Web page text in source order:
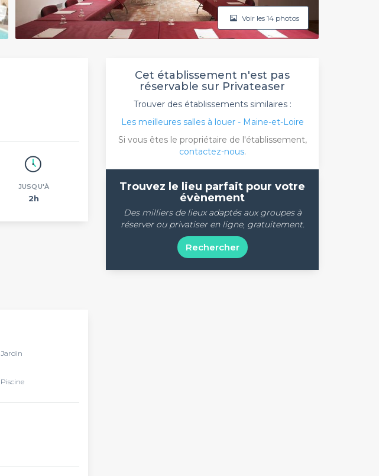
Voir les 14 photos
JUSQU'À
2h
Jardin
Piscine
Cet établissement n'est pas
réservable sur Privateaser
Trouver des établissements similaires :
Les meilleures salles à louer - Maine-et-Loire
Si vous êtes le propriétaire de l'établissement,
contactez-nous.
Trouvez le lieu parfait pour votre
évènement
Des milliers de lieux adaptés aux groupes à
réserver ou privatiser en ligne, gratuitement.
Rechercher